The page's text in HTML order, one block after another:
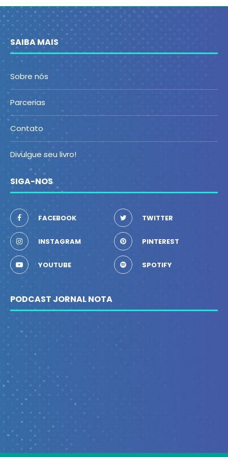
SAIBA MAIS
Sobre nós
Parcerias
Contato
Divulgue seu livro!
SIGA-NOS
FACEBOOK TWITTER
INSTAGRAM PINTEREST
YOUTUBE SPOTIFY
PODCAST JORNAL NOTA